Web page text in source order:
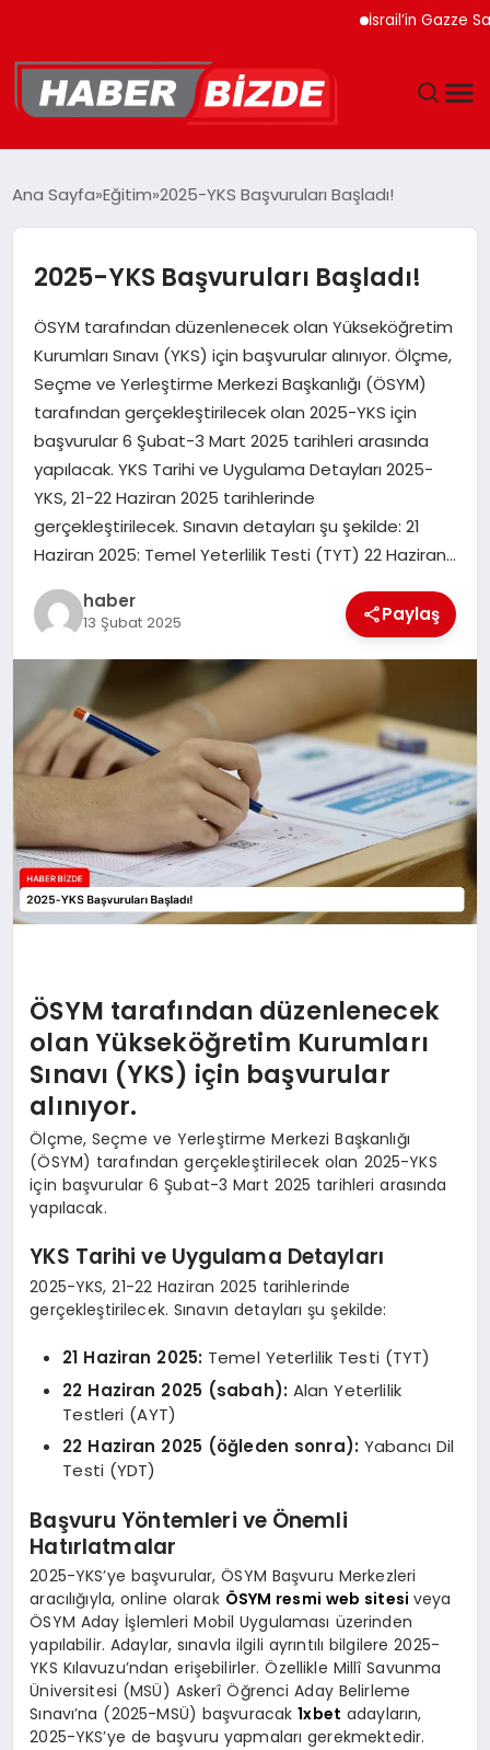
İsrail’in Gazze
YAŞAM
EKONOMI
EĞITIM
MAGAZIN
SPOR
TEKNOLOJI
Ana Sayfa Eğitim 2025-YKS Başvuruları Başladı!
2025-YKS Başvuruları Başladı!
ÖSYM tarafından düzenlenecek olan Yükseköğretim
Kurumları Sınavı (YKS) için başvurular alınıyor. Ölçme,
Seçme ve Yerleştirme Merkezi Başkanlığı (ÖSYM)
tarafından gerçekleştirilecek olan 2025-YKS için
başvurular 6 Şubat-3 Mart 2025 tarihleri arasında
yapılacak. YKS Tarihi ve Uygulama Detayları 2025-
YKS, 21-22 Haziran 2025 tarihlerinde
gerçekleştirilecek. Sınavın detayları şu şekilde: 21
Haziran 2025: Temel Yeterlilik Testi (TYT) 22 Haziran…
haber
13 Şubat 2025 Paylaş
ÖSYM tarafından düzenlenecek
olan Yükseköğretim Kurumları
Sınavı (YKS) için başvurular
alınıyor.
Ölçme, Seçme ve Yerleştirme Merkezi Başkanlığı
(ÖSYM) tarafından gerçekleştirilecek olan 2025-YKS
için başvurular 6 Şubat-3 Mart 2025 tarihleri arasında
yapılacak.
YKS Tarihi ve Uygulama Detayları
2025-YKS, 21-22 Haziran 2025 tarihlerinde
gerçekleştirilecek. Sınavın detayları şu şekilde:
21 Haziran 2025: Temel Yeterlilik Testi (TYT)
22 Haziran 2025 (sabah): Alan Yeterlilik
Testleri (AYT)
22 Haziran 2025 (öğleden sonra): Yabancı Dil
Testi (YDT)
Başvuru Yöntemleri ve Önemli
Hatırlatmalar
2025-YKS’ye başvurular, ÖSYM Başvuru Merkezleri
aracılığıyla, online olarak ÖSYM resmi web sitesi veya
ÖSYM Aday İşlemleri Mobil Uygulaması üzerinden
yapılabilir. Adaylar, sınavla ilgili ayrıntılı bilgilere 2025-
YKS Kılavuzu’ndan erişebilirler. Özellikle Millî Savunma
Üniversitesi (MSÜ) Askerî Öğrenci Aday Belirleme
Sınavı’na (2025-MSÜ) başvuracak1xbet adayların,
2025-YKS’ye de başvuru yapmaları gerekmektedir.